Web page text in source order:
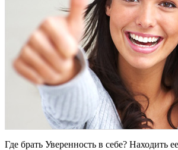
Где брать Уверенность в себе? Находить